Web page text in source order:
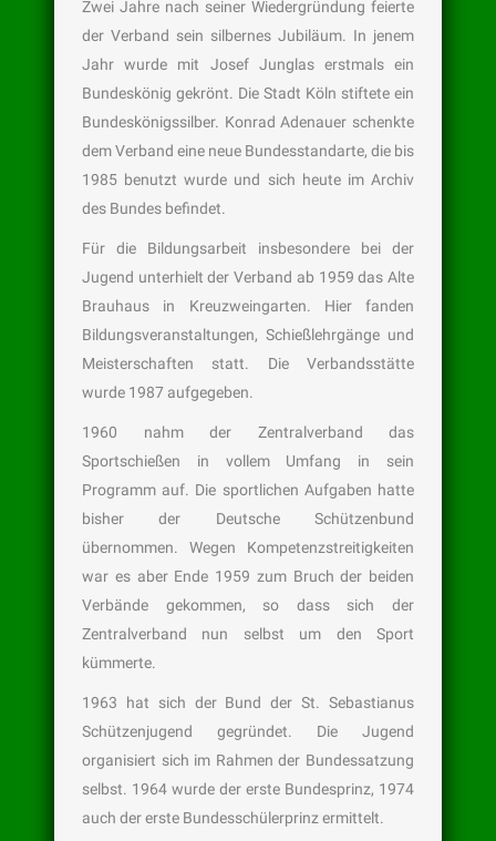
Zwei Jahre nach seiner Wiedergründung feierte
der Verband sein silbernes Jubiläum. In jenem
Jahr wurde mit Josef Junglas erstmals ein
Bundeskönig gekrönt. Die Stadt Köln stiftete ein
Bundeskönigssilber. Konrad Adenauer schenkte
dem Verband eine neue Bundesstandarte, die bis
1985 benutzt wurde und sich heute im Archiv
des Bundes befindet.
Für die Bildungsarbeit insbesondere bei der
Jugend unterhielt der Verband ab 1959 das Alte
Brauhaus in Kreuzweingarten. Hier fanden
Bildungsveranstaltungen, Schießlehrgänge und
Meisterschaften statt. Die Verbandsstätte
wurde 1987 aufgegeben.
1960 nahm der Zentralverband das
Sportschießen in vollem Umfang in sein
Programm auf. Die sportlichen Aufgaben hatte
bisher der Deutsche Schützenbund
übernommen. Wegen Kompetenzstreitigkeiten
war es aber Ende 1959 zum Bruch der beiden
Verbände gekommen, so dass sich der
Zentralverband nun selbst um den Sport
kümmerte.
1963 hat sich der Bund der St. Sebastianus
Schützenjugend gegründet. Die Jugend
organisiert sich im Rahmen der Bundessatzung
selbst. 1964 wurde der erste Bundesprinz, 1974
auch der erste Bundesschülerprinz ermittelt.